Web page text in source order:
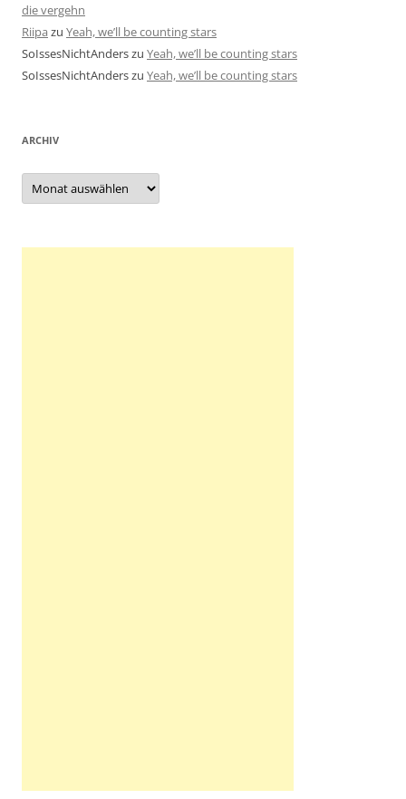
die vergehn
Riipa zu Yeah, we’ll be counting stars
SoIssesNichtAnderszu Yeah, we’ll be counting stars
SoIssesNichtAnderszu Yeah, we’ll be counting stars
ARCHIV
Archiv